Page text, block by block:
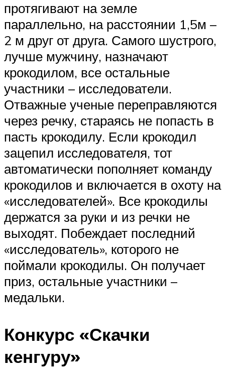
протягивают на земле
параллельно, на расстоянии 1,5м –
2 м друг от друга. Самого шустрого,
лучше мужчину, назначают
крокодилом, все остальные
участники – исследователи.
Отважные ученые переправляются
через речку, стараясь не попасть в
пасть крокодилу. Если крокодил
зацепил исследователя, тот
автоматически пополняет команду
крокодилов и включается в охоту на
«исследователей». Все крокодилы
держатся за руки и из речки не
выходят. Побеждает последний
«исследователь», которого не
поймали крокодилы. Он получает
приз, остальные участники –
медальки.
Конкурс «Скачки
кенгуру»